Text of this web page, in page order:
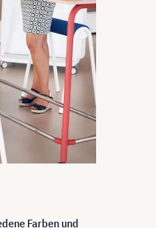
Farben und